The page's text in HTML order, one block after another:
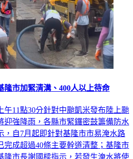
市加緊清溝、400人以上待命
午11點30分針對中颱凱米發布陸上颱
迎強降雨，各縣市緊鑼密鼓籌備防水
，自7月起即針對基隆市市易淹水路
完成超過40條主要幹道清整；基隆市
隆市長謝國樑指示，若發生淹水將使